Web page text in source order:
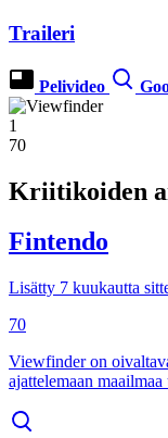
Traileri
Pelivideo
1
70
Kriitikoiden
Fintendo
Lisätty 7 kuukautta
70
Viewfinder on
ajattelemaan